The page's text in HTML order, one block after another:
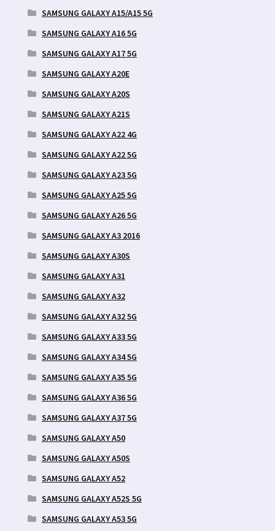
SAMSUNG GALAXY A15/A15 5G
SAMSUNG GALAXY A16 5G
SAMSUNG GALAXY A17 5G
SAMSUNG GALAXY A20E
SAMSUNG GALAXY A20S
SAMSUNG GALAXY A21S
SAMSUNG GALAXY A22 4G
SAMSUNG GALAXY A22 5G
SAMSUNG GALAXY A23 5G
SAMSUNG GALAXY A25 5G
SAMSUNG GALAXY A26 5G
SAMSUNG GALAXY A3 2016
SAMSUNG GALAXY A30S
SAMSUNG GALAXY A31
SAMSUNG GALAXY A32
SAMSUNG GALAXY A32 5G
SAMSUNG GALAXY A33 5G
SAMSUNG GALAXY A34 5G
SAMSUNG GALAXY A35 5G
SAMSUNG GALAXY A36 5G
SAMSUNG GALAXY A37 5G
SAMSUNG GALAXY A50
SAMSUNG GALAXY A50S
SAMSUNG GALAXY A52
SAMSUNG GALAXY A52S 5G
SAMSUNG GALAXY A53 5G